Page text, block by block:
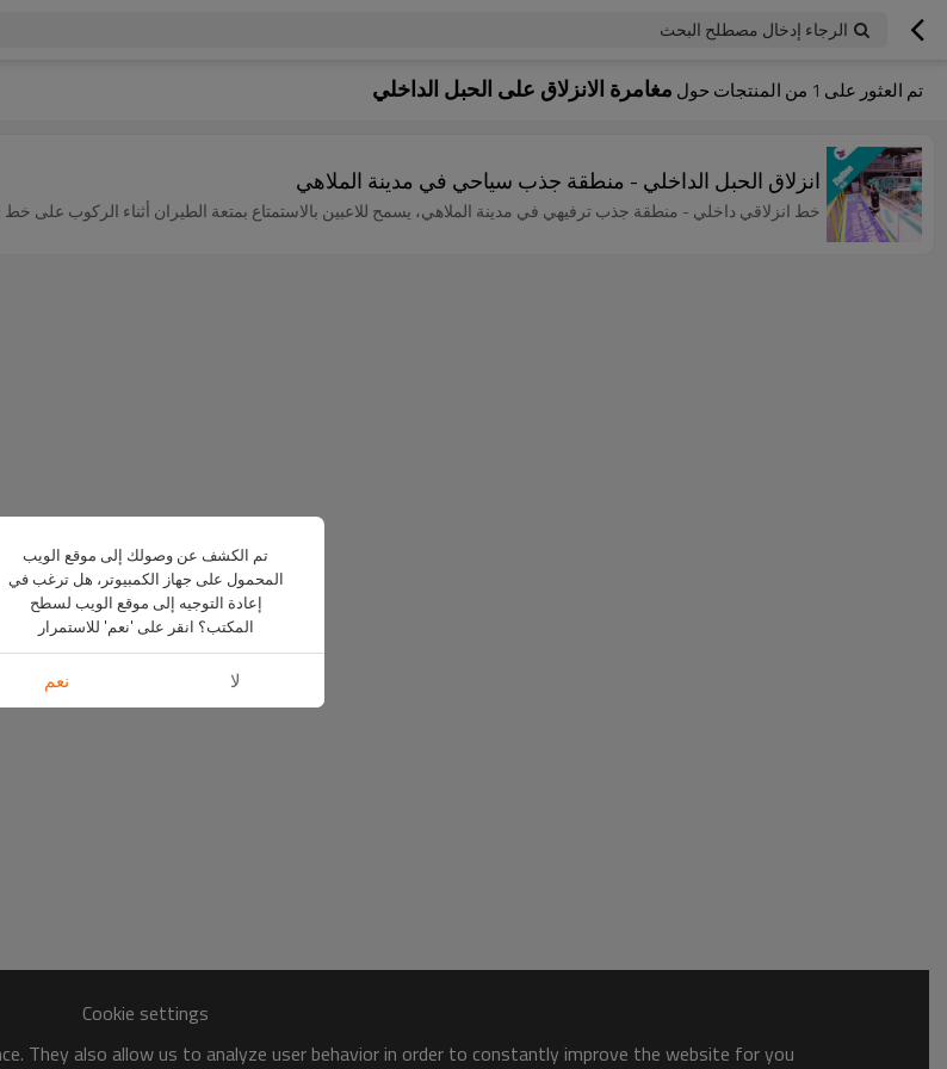
الرجاء إدخال مصطلح البحث
تم العثور على 1 من المنتجات حول مغامرة الانزلاق على الحبل الداخلي
انزلاق الحبل الداخلي - منطقة جذب سياحي في مدينة الملاهي
خط انزلاقي داخلي - منطقة جذب ترفيهي في مدينة الملاهي، يسمح للاعبين بالاستمتاع بمتعة الطيران أثناء الركوب على خط
Cookie settings
They also allow us to analyze user behavior in order to constantly improve the website for you.
تم الكشف عن وصولك إلى موقع الويب
المحمول على جهاز الكمبيوتر، هل ترغب في
إعادة التوجيه إلى موقع الويب لسطح
المكتب؟ انقر على 'نعم' للاستمرار
لا نعم